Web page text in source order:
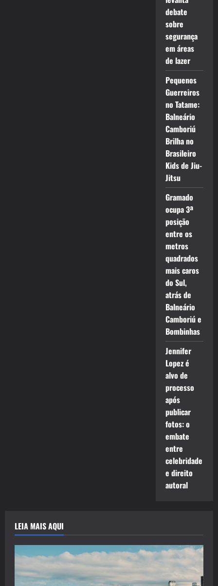
debate
sobre
segurança
em áreas
de lazer
Pequenos
Guerreiros
no Tatame:
Balneário
Camboriú
Brilha no
Brasileiro
Kids de Jiu-
Jitsu
Gramado
ocupa 3ª
posição
entre os
metros
quadrados
mais caros
do Sul,
atrás de
Balneário
Camboriú e
Bombinhas
Jennifer
Lopez é
alvo de
processo
após
publicar
fotos: o
embate
entre
celebridade
e direito
autoral
LEIA MAIS AQUI